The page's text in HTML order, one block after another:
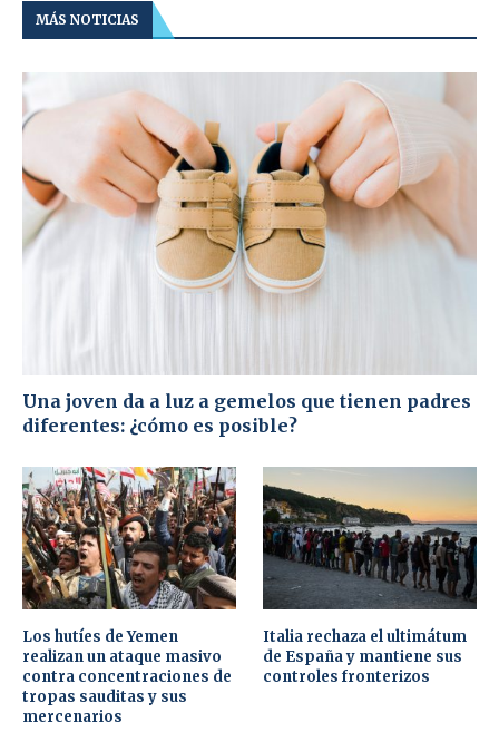
MÁS NOTICIAS
Una joven da a luz a gemelos que tienen padres
diferentes: ¿cómo es posible?
Los hutíes de Yemen
realizan un ataque masivo
contra concentraciones de
tropas sauditas y sus
mercenarios
Italia rechaza el ultimátum
de España y mantiene sus
controles fronterizos